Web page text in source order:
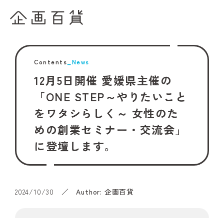
Contents _News
12月5日開催 愛媛県主催の
「ONE STEP～やりたいこと
をワタシらしく～ 女性のた
めの創業セミナー・交流会」
に登壇します。
2024/10/30 ／ Author: 企画百貨